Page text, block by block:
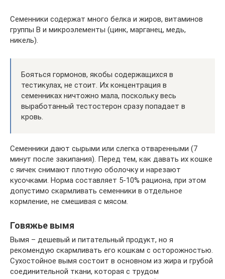
Семенники содержат много белка и жиров, витаминов
группы В и микроэлементы (цинк, марганец, медь,
никель).
Бояться гормонов, якобы содержащихся в
тестикулах, не стоит. Их концентрация в
семенниках ничтожно мала, поскольку весь
выработанный тестостерон сразу попадает в
кровь.
Семенники дают сырыми или слегка отваренными (7
минут после закипания). Перед тем, как давать их кошке
с яичек снимают плотную оболочку и нарезают
кусочками. Норма составляет 5-10% рациона, при этом
допустимо скармливать семенники в отдельное
кормление, не смешивая с мясом.
Говяжье вымя
Вымя – дешевый и питательный продукт, но я
рекомендую скармливать его кошкам с осторожностью.
Сухостойное вымя состоит в основном из жира и грубой
соединительной ткани, которая с трудом